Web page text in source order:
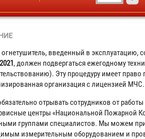
введенный в эксплуатацию,
, должен подвергаться ежегодному
Эту процедуру имеет
организация с лицензией МЧС.
отрывать сотрудников от
центры «Национальной Пожарной
группами специалистов. Мы можем
измерительным оборудованием и